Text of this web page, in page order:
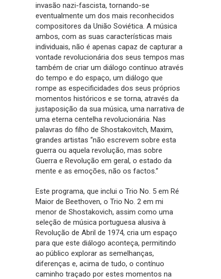
invasão nazi-fascista, tornando-se
eventualmente um dos mais reconhecidos
compositores da União Soviética. A música
ambos, com as suas características mais
individuais, não é apenas capaz de capturar a
vontade revolucionária dos seus tempos mas
também de criar um diálogo contínuo através
do tempo e do espaço, um diálogo que
rompe as especificidades dos seus próprios
momentos históricos e se torna, através da
justaposição da sua música, uma narrativa de
uma eterna centelha revolucionária. Nas
palavras do filho de Shostakovitch, Maxim,
grandes artistas “não escrevem sobre esta
guerra ou aquela revolução, mas sobre
Guerra e Revolução em geral, o estado da
mente e as emoções, não os factos.”
Este programa, que inclui o Trio No. 5 em Ré
Maior de Beethoven, o Trio No. 2 em mi
menor de Shostakovich, assim como uma
seleção de música portuguesa alusiva à
Revolução de Abril de 1974, cria um espaço
para que este diálogo aconteça, permitindo
ao público explorar as semelhanças,
diferenças e, acima de tudo, o contínuo
caminho traçado por estes momentos na